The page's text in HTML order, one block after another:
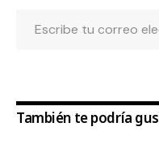
También te podría